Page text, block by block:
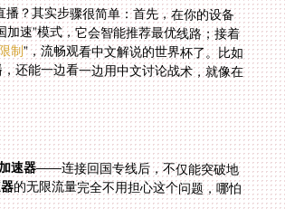
？其实步骤很简单：首先，在你的设备
加速”模式，它会智能推荐最优线路；接着
制”，流畅观看中文解说的世界杯了。比如
还能一边看一边用中文讨论战术，就像在
速器——连接回国专线后，不仅能突破地
的无限流量完全不用担心这个问题，哪怕